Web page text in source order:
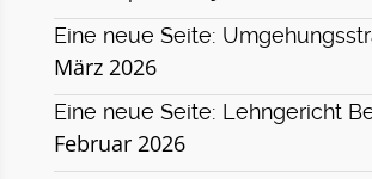
Eine neue Seite:
März 2026
Eine neue Seite: Lehngericht
Februar 2026